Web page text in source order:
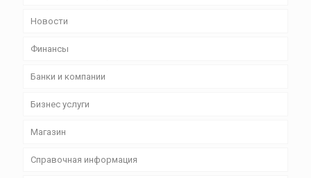
Новости
Финансы
Банки и компании
Бизнес уcлуги
Магазин
Справочная информация